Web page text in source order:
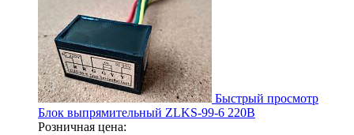
Быстрый просмотр
Блок выпрямительный ZLKS-99-6 220В
Розничная цена: